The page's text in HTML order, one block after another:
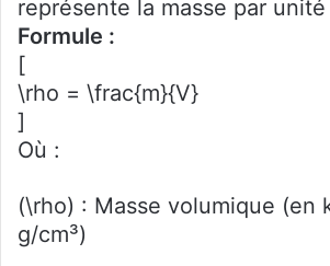
représente la masse par
Formule :
[
\rho = \frac{m}{V}
]
Où :
(\rho) : Masse volumique (en
g/cm³)